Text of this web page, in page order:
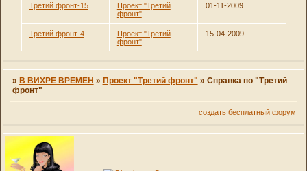
Третий фронт-15
Проект "Третий
фронт"
01-11-2009
Третий фронт-4
Проект "Третий
фронт"
15-04-2009
» В ВИХРЕ ВРЕМЕН » Проект "Третий фронт" » Справка по "Третий
фронт"
создать бесплатный форум